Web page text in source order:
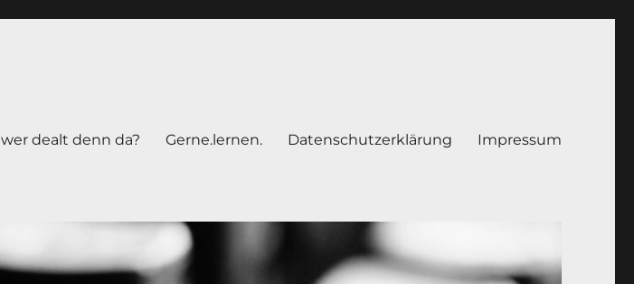
wer dealt denn da? Gerne.lernen. Datenschutzerklärung Impressum